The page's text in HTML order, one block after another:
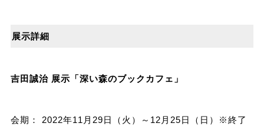
展示詳細
吉田誠治 展示「深い森のブックカフェ」
会期： 2022年11月29日（火）～12月25日（日）※終了